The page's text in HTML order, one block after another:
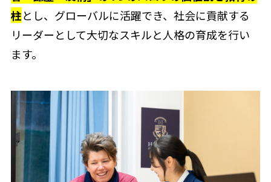
柱とし、グローバルに活躍でき、社会に貢献する
リーダーとして大切なスキルと人格の育成を行い
ます。